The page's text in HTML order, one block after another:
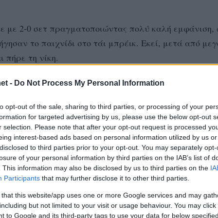
- Do Not Process My Personal Information
opt-out of the sale, sharing to third parties, or processing of your
for targeted advertising by us, please use the below opt-out
selection. Please note that after your opt-out request is processed
interest-based ads based on personal information utilized by us
to third parties prior to your opt-out. You may separately
of your personal information by third parties on the IAB’s list of
This information may also be disclosed by us to third parties on the
Participants that may further disclose it to other third parties.
that this website/app uses one or more Google services and may
but not limited to your visit or usage behaviour. You may
to Google and its third-party tags to use your data for below
2-0 σετ πραγματοποιώντας πολύ καλή εμφάνιση,
το παιχνίδι στο τάι μπρέικ. Εκεί, μετά από
πήρε τη νίκη.
29/7 στις 20.00.
9 (4/9 επ., 2 άσσοι, 3 μπλοκ), Τζιουμάκας 17
16% άριστες), Τακουρίδης 6 (2/8 επ., 1 άσσος, 3
/ Δαρίδης (λ, 71% υπ. – 41% άριστες), Ράπτης 6
4 (3/4 επ., 1 μπλοκ, 50% υπ. – 17% άριστες),